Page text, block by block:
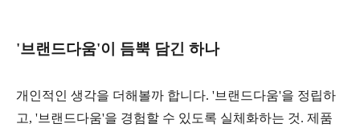
'브랜드다움'이 듬뿍 담긴 하나
개인적인 생각을 더해볼까 합니다. '브랜드다움'을 정립하
고, '브랜드다움'을 경험할 수 있도록 실체화하는 것. 제품